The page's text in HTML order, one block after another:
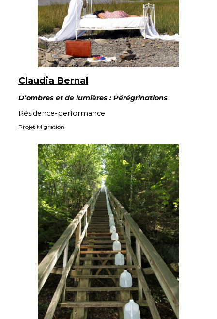
Claudia Bernal
D’ombres et de lumières : Pérégrinations
Résidence-performance
Projet Migration